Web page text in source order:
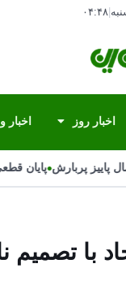
۰۴:۴۸
اخبار روز
پاییز پربارش•پایان
با